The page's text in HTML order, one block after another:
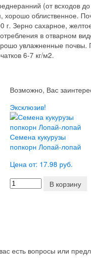
(от всходов
хорошо облиственное.
г. Зерно сахарное,
в отварном
увлажненные почвы.
6-7 кг/м2.
Возможно, Вас
Эксклюзив!
Семена кукурузы
попкорн Лопай-лопай
Цена от: 17.98 руб.
В корзину
есть вопросы или